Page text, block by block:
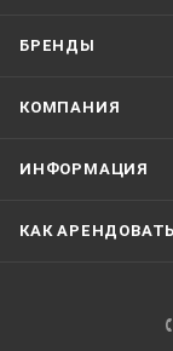
БРЕНДЫ
КОМПАНИЯ
ИНФОРМАЦИЯ
КАК АРЕНДОВАТЬ